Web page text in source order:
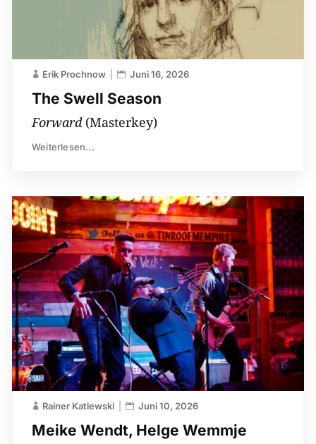
The Swell Season
Erik Prochnow Juni 16, 2026
Forward (Masterkey)
Weiterlesen...
Meike Wendt, Helge Wemmje
Rainer Katlewski Juni 10, 2026